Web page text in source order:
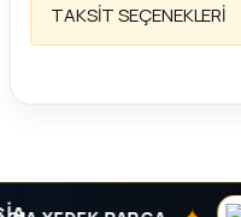
Parça
TAKSİT SEÇENEKLERİ